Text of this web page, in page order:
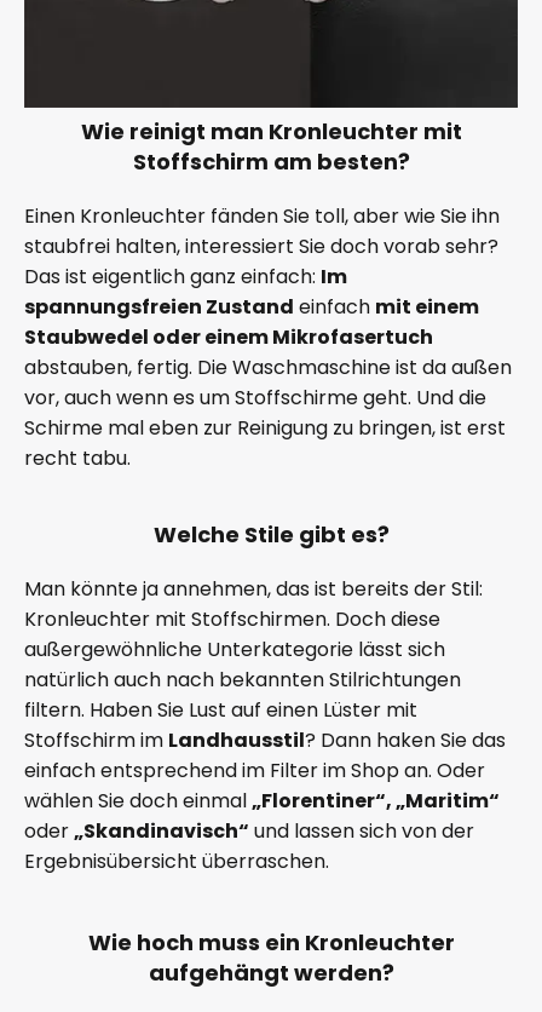
Wie reinigt man Kronleuchter mit
Stoffschirm am besten?
Einen Kronleuchter fänden Sie toll, aber wie Sie ihn
staubfrei halten, interessiert Sie doch vorab sehr?
Das ist eigentlich ganz einfach: Im
spannungsfreien Zustand einfach mit einem
Staubwedel oder einem Mikrofasertuch
abstauben, fertig. Die Waschmaschine ist da außen
vor, auch wenn es um Stoffschirme geht. Und die
Schirme mal eben zur Reinigung zu bringen, ist erst
recht tabu.
Welche Stile gibt es?
Man könnte ja annehmen, das ist bereits der Stil:
Kronleuchter mit Stoffschirmen. Doch diese
außergewöhnliche Unterkategorie lässt sich
natürlich auch nach bekannten Stilrichtungen
filtern. Haben Sie Lust auf einen Lüster mit
Stoffschirm im Landhausstil? Dann haken Sie das
einfach entsprechend im Filter im Shop an. Oder
wählen Sie doch einmal„Florentiner“, „Maritim“
oder„Skandinavisch“ und lassen sich von der
Ergebnisübersicht überraschen.
Wie hoch muss ein Kronleuchter
aufgehängt werden?